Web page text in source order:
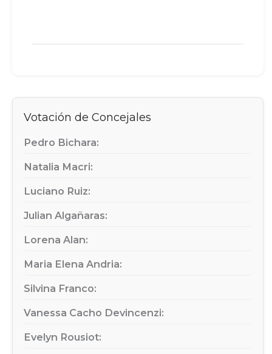
Votación de Concejales
Pedro Bichara:
Natalia Macri:
Luciano Ruiz:
Julian Algañaras:
Lorena Alan:
Maria Elena Andria:
Silvina Franco:
Vanessa Cacho Devincenzi:
Evelyn Rousiot: